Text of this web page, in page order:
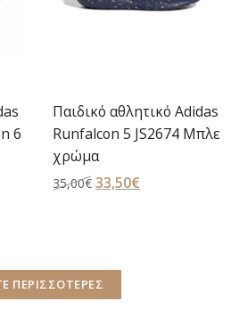
Adidas
Μπλε
Παιδικό αθλητικό
Runfalcon 6 Infant
(KI1778) Γκρι χρώμα
35,00€Original
32,00
ΠΕΡΙΣΣΟΤΕΡΕΣ